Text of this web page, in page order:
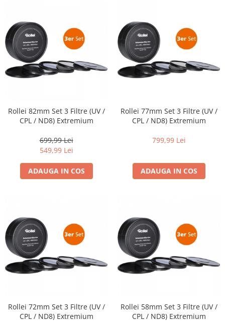
Rollei 82mm Set 3 Filtre (UV /
CPL / ND8) Extremium
699,99 Lei
549,99 Lei
ADAUGA IN COS
Rollei 77mm Set 3 Filtre (UV /
CPL / ND8) Extremium
799,99 Lei
ADAUGA IN COS
Rollei 72mm Set 3 Filtre (UV /
CPL / ND8) Extremium
Rollei 58mm Set 3 Filtre (UV /
CPL / ND8) Extremium